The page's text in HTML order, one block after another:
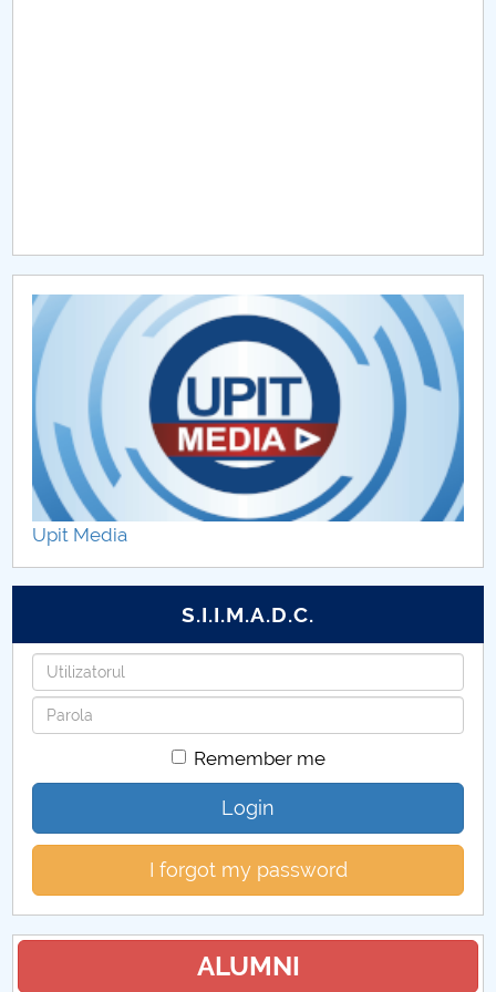
Chestionar angajabilitate ALUMNI – UPB
CAR2026
MENIU CANTINA
Hotărâri Senat din 30 ianuarie 2025
Hotărâri Senat din 14 iulie 2025
Hotărâri Senat din 24 iulie 2025
Hotărâri Senat din 29 iulie 2025
Hotărâri Senat din 5 septembrie 2025
Hotărâri Senat din 17 septembrie 2025
Hotărâri Senat din 25 septembrie 2025
Hotărâri Senat din 10 iulie 2025
Hotărâri Senat din 27 noiembrie 2025
Hotărâri Senat din 25 iunie 2025
Upit Media
S.I.I.M.A.D.C.
Username
Password
Remember me
Login
I forgot my password
ALUMNI